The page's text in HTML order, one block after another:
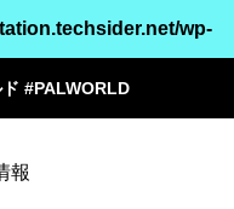
wp-
#PALWORLD
報